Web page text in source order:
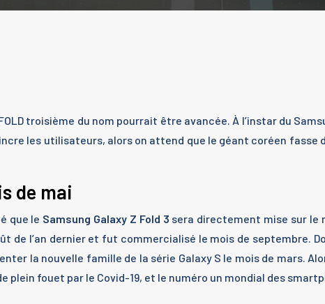
troisième du nom pourrait être avancée. À l’instar du
les utilisateurs, alors on attend que le géant coréen
de mai
que le Samsung Galaxy Z Fold 3 sera directement mise sur le
de l’an dernier et fut commercialisé le mois de septembre.
la nouvelle famille de la série Galaxy S le mois de mars.
fouet par le Covid-19, et le numéro un mondial des